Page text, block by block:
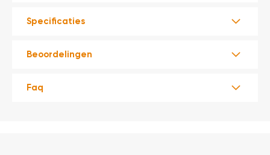
Specificaties
Beoordelingen
Faq